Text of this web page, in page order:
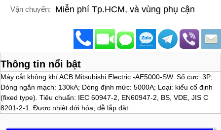
Vận chuyển: Miễn phí Tp.HCM, và vùng phụ cận
Thông tin nổi bật
Máy cắt không khí ACB Mitsubishi Electric -AE5000-SW. Số cực: 3P;
Dòng ngắn mạch: 130kA; Dòng định mức: 5000A; Loại: kiểu cố định
(fixed type). Tiêu chuẩn: IEC 60947-2, EN60947-2, BS, VDE, JIS C
8201-2-1. Được nhiệt đới hóa; dễ lắp đặt.